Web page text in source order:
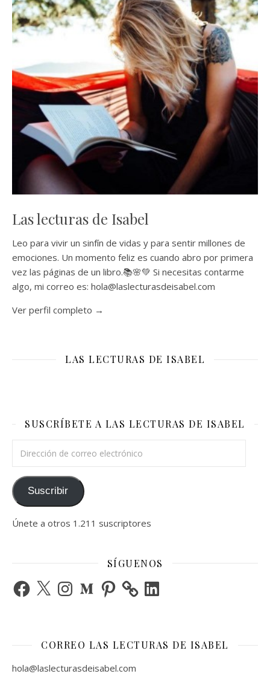
Las lecturas de Isabel
Leo para vivir un sinfín de vidas y para sentir millones de
emociones. Un momento feliz es cuando abro por primera
vez las páginas de un libro.📚🌸💚 Si necesitas contarme
algo, mi correo es: hola@laslecturasdeisabel.com
Ver perfil completo →
LAS LECTURAS DE ISABEL
SUSCRÍBETE A LAS LECTURAS DE ISABEL
Suscribir
Únete a otros 1.211 suscriptores
SÍGUENOS
Facebook
X InstagramMediumPinterest LinkedIn
CORREO LAS LECTURAS DE ISABEL
hola@laslecturasdeisabel.com